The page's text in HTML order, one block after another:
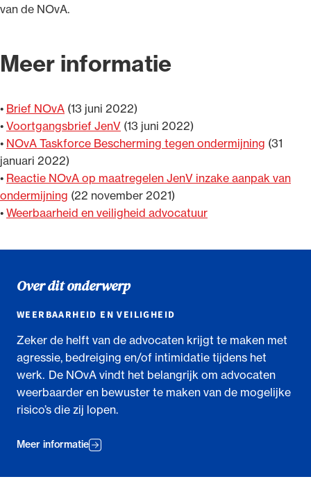
van de NOvA.
Meer informatie
• Brief NOvA (13 juni 2022)
• Voortgangsbrief JenV (13 juni 2022)
• NOvA Taskforce Bescherming tegen ondermijning (31
januari 2022)
• Reactie NOvA op maatregelen JenV inzake aanpak van
ondermijning (22 november 2021)
• Weerbaarheid en veiligheid advocatuur
Over dit onderwerp
WEERBAARHEID EN VEILIGHEID
Zeker de helft van de advocaten krijgt te maken met
agressie, bedreiging en/of intimidatie tijdens het
werk. De NOvA vindt het belangrijk om advocaten
weerbaarder en bewuster te maken van de mogelijke
risico’s die zij lopen.
Meer informatie